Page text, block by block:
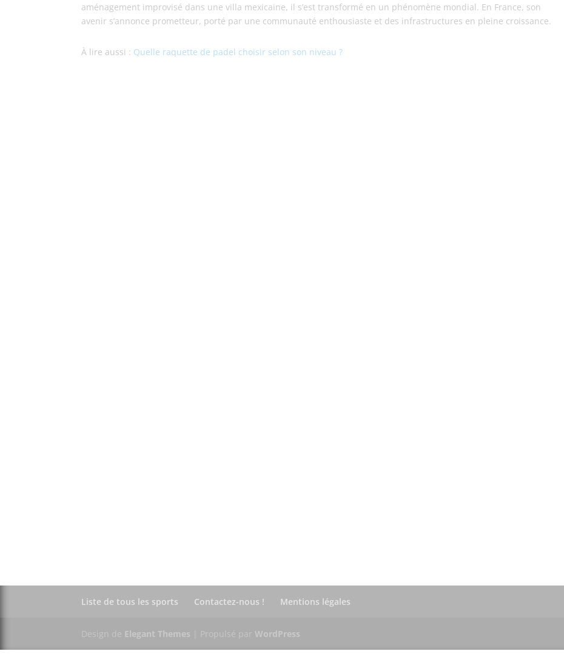
aménagement improvisé dans une villa mexicaine, il s’est transformé en un phénomène mondial. En France, son
avenir s’annonce prometteur, porté par une communauté enthousiaste et des infrastructures en pleine croissance.
À lire aussi : Quelle raquette de padel choisir selon son niveau ?
Liste de tous les sports Contactez-nous ! Mentions légales
Design de Elegant Themes | Propulsé parWordPress